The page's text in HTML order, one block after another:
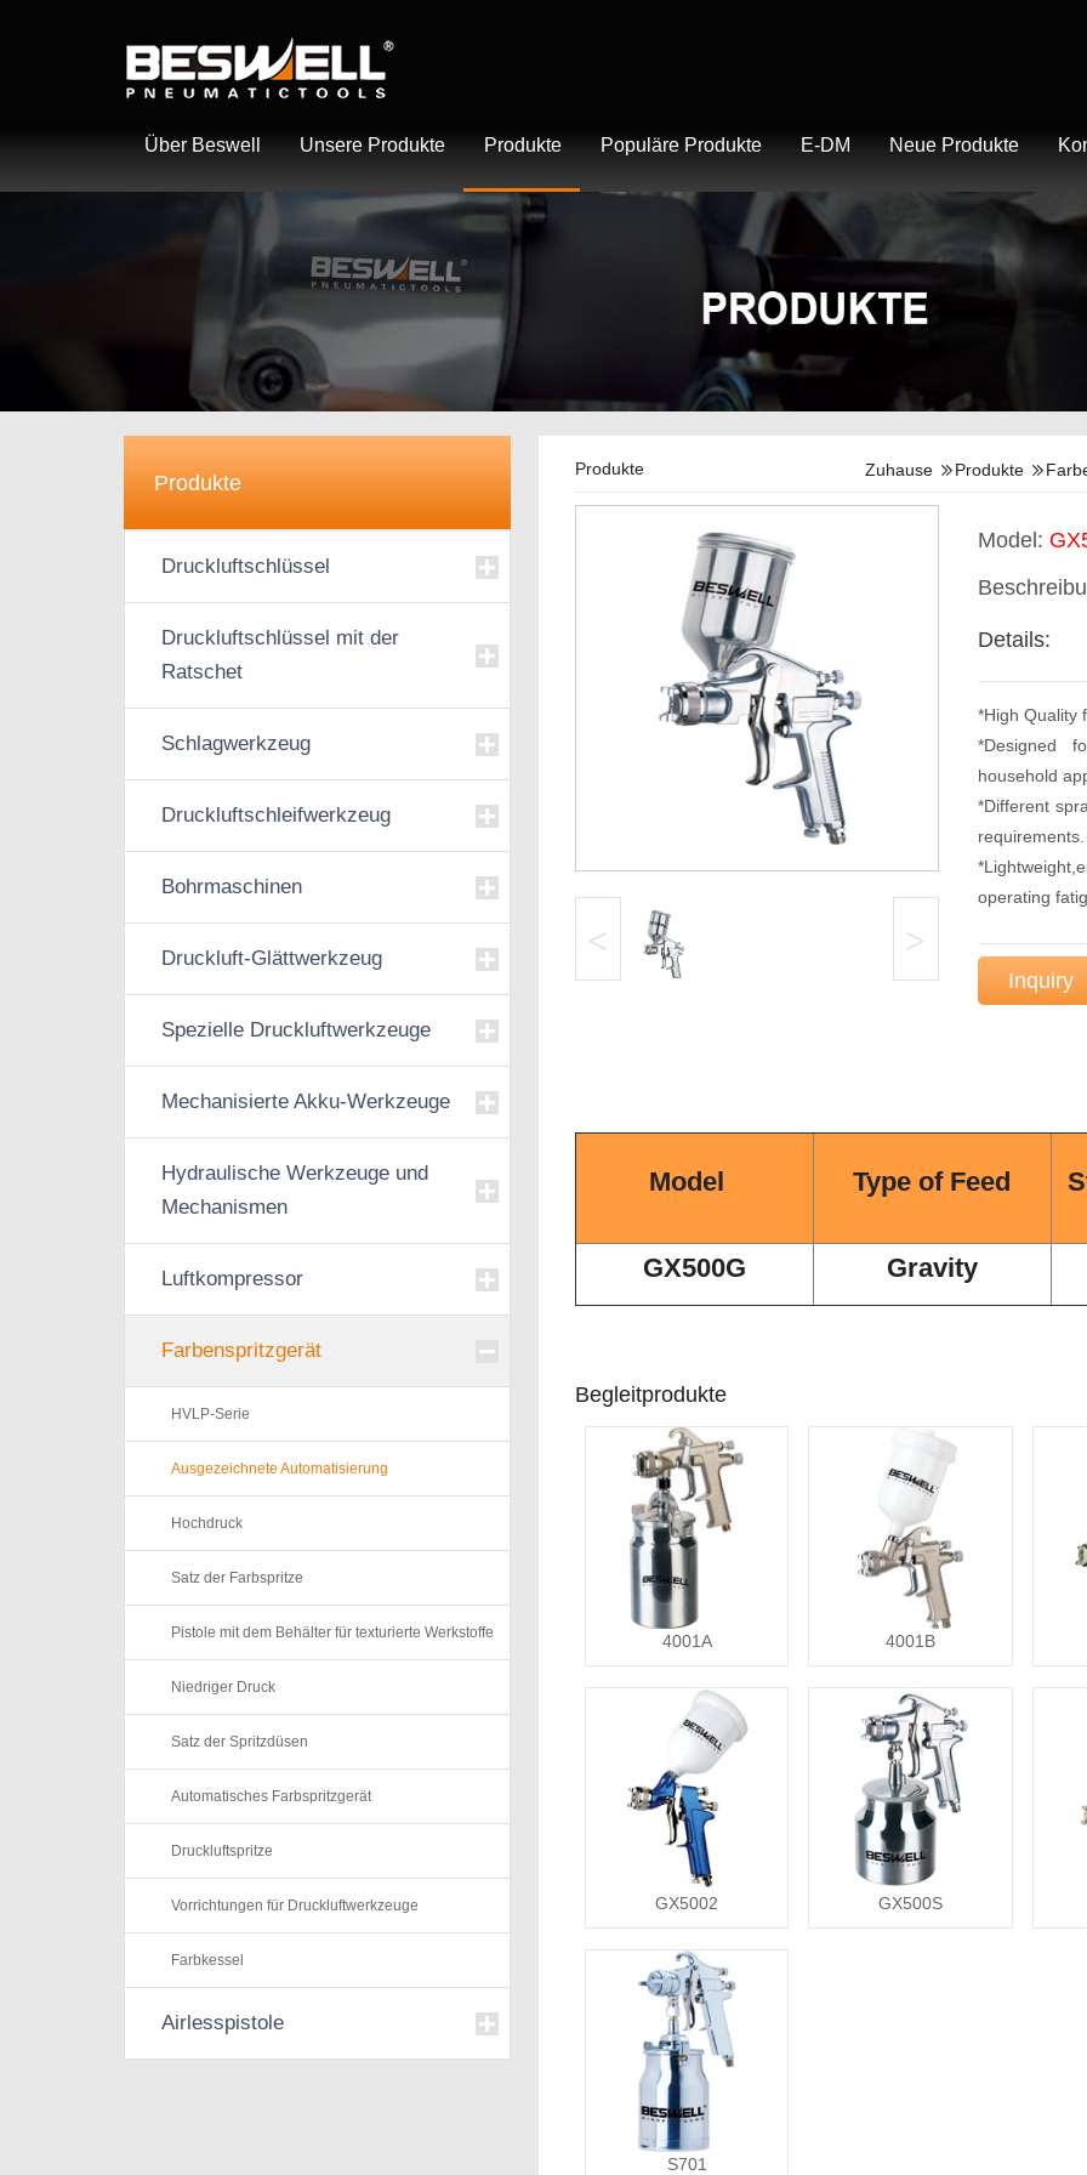
Über Beswell Unsere Produkte Produkte Populäre Produkte E-DM Neue Produkte
Produkte
Druckluftschlüssel
Druckluftschlüssel mit der
Ratschet
Schlagwerkzeug
Druckluftschleifwerkzeug
Bohrmaschinen
Druckluft-Glättwerkzeug
Spezielle Druckluftwerkzeuge
Mechanisierte Akku-Werkzeuge
Hydraulische Werkzeuge und
Mechanismen
Luftkompressor
Farbenspritzgerät
HVLP-Serie
Ausgezeichnete Automatisierung
Hochdruck
Satz der Farbspritze
Pistole mit dem Behälter für texturierte Werkstoffe
Niedriger Druck
Satz der Spritzdüsen
Automatisches Farbspritzgerät
Druckluftspritze
Vorrichtungen für Druckluftwerkzeuge
Farbkessel
Airlesspistole
Produkte Zuhause Produkte
< >
Model:
Details:
*High Quality
*Designed
household
*Different
requirements.
operating
Inquiry
Model Type of Feed
GX500G Gravity
Begleitprodukte
4001A 4001B
GX5002 GX500S
S701